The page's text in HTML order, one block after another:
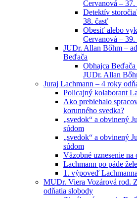
Cervanová – 37.
Detektív
38. časť
Obesiť alebo
Cervanová – 39.
JUDr. Allan Bőhm –
Beďača
Obhajca
JUDr. Allan
Juraj Lachmann – 4 roky
Policajný kolaborant
Ako prebiehalo
korunného svedka?
„svedok“ a obvinený
súdom
„svedok“ a obvinený
súdom
Väzobné uznesenie na
Lachmann po páde
1. výpoveď
MUDr. Viera Vozárová rod.
odňatia slobody